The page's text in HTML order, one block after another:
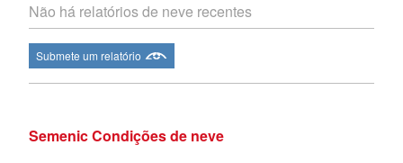
Não há relatórios de neve recentes
Submete um relatório
Semenic Condições de neve